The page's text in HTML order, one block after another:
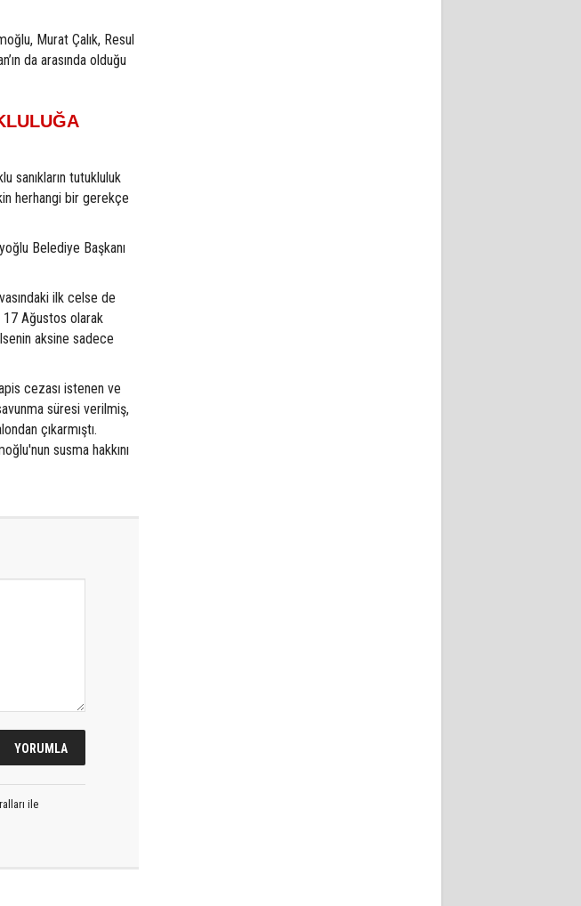
Murat Çalık, Resul
da arasında olduğu
sanıkların tutukluluk
herhangi bir gerekçe
Belediye Başkanı
ilk celse de
17 Ağustos olarak
aksine sadece
cezası istenen ve
süresi verilmiş,
çıkarmıştı.
susma hakkını
ile